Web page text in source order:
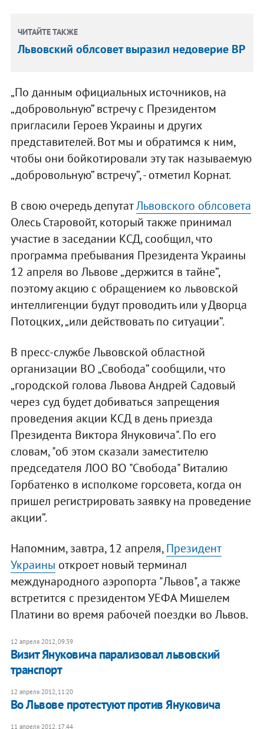
ЧИТАЙТЕ ТАКЖЕ
Львовский облсовет выразил недоверие ВР
„По данным официальных источников, на
„добровольную” встречу с Президентом
пригласили Героев Украины и других
представителей. Вот мы и обратимся к ним,
чтобы они бойкотировали эту так называемую
„добровольную” встречу”, - отметил Корнат.
В свою очередь депутатЛьвовского облсовета
Олесь Старовойт, который также принимал
участие в заседании КСД, сообщил, что
программа пребывания Президента Украины
12 апреля во Львове „держится в тайне”,
поэтому акцию с обращением ко львовской
интеллигенции будут проводить или у Дворца
Потоцких, „или действовать по ситуации”.
В пресс-службе Львовской областной
организации ВО „Свобода” сообщили, что
„городской голова Львова Андрей Садовый
через суд будет добиваться запрещения
проведения акции КСД в день приезда
Президента Виктора Януковича". По его
словам, "об этом сказали заместителю
председателя ЛОО ВО "Свобода" Виталию
Горбатенко в исполкоме горсовета, когда он
пришел регистрировать заявку на проведение
акции”.
Напомним, завтра, 12 апреля,Президент
Украины откроет новый терминал
международного аэропорта "Львов", а также
встретится с президентом УЕФА Мишелем
Платини во время рабочей поездки во Львов.
12 апреля 2012, 09:39
Визит Януковича парализовал львовский
транспорт
12 апреля 2012, 11:20
Во Львове протестуют против Януковича
11 апреля 2012, 17:44